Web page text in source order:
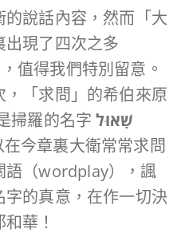
說話內容，然而「大
現了四次之多
值得我們特別留意。
「求問」的希伯來原
掃羅的名字שָׁאוּל
在今章裏大衛常常求問
語（wordplay），諷
的真意，在作一切決
華！